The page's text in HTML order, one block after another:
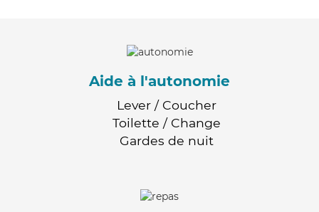
Aide à l'autonomie
Lever / Coucher
Toilette / Change
Gardes de nuit